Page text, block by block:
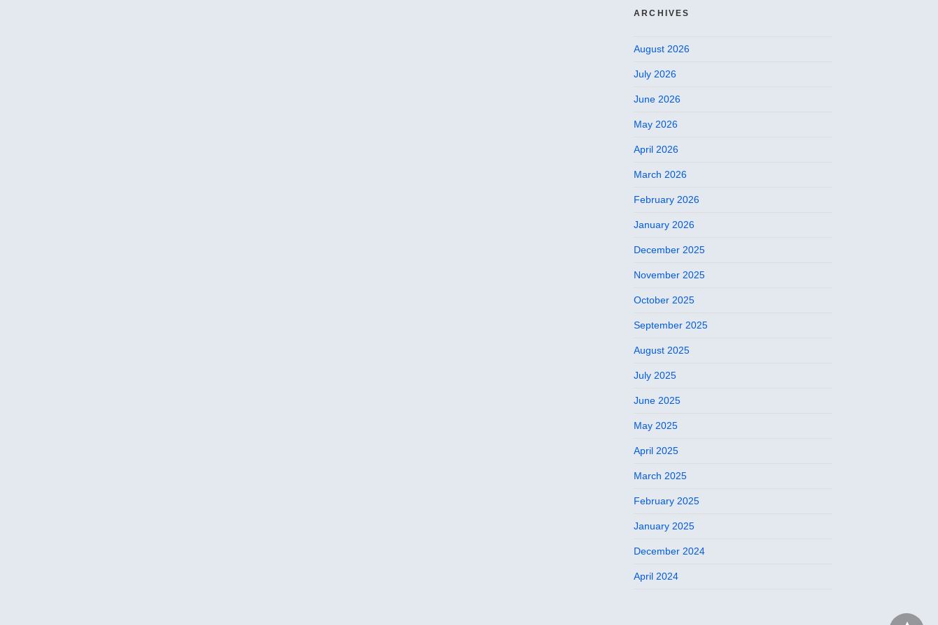
ARCHIVES
August 2026
July 2026
June 2026
May 2026
April 2026
March 2026
February 2026
January 2026
December 2025
November 2025
October 2025
September 2025
August 2025
July 2025
June 2025
May 2025
April 2025
March 2025
February 2025
January 2025
December 2024
April 2024